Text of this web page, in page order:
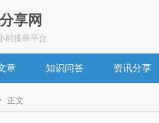
享网
时接单平台
章 知识问答 资讯分享
正文